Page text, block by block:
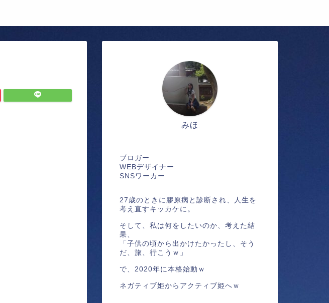
みほ
ブロガー
WEBデザイナー
SNSワーカー
27歳のときに膠原病と診断され、人生を
考え直すキッカケに。
そして、私は何をしたいのか、考えた結
果、
「子供の頃から出かけたかったし、そう
だ、旅、行こうｗ」
で、2020年に本格始動ｗ
ネガティブ姫からアクティブ姫へｗ